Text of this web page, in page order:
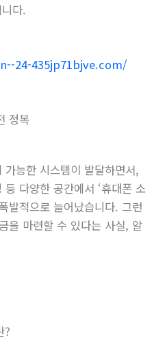
다.
24-435jp71bjve.com/
정복
능한 시스템이 발달하면서,
다양한 공간에서 ‘휴대폰 소
발적으로 늘어났습니다. 그런
을 마련할 수 있다는 사실, 알
?